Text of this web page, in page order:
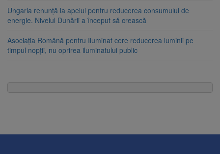
Ungaria renunță la apelul pentru reducerea consumului de
energie. Nivelul Dunării a început să crească
Asociația Română pentru Iluminat cere reducerea luminii pe
timpul nopții, nu oprirea iluminatului public